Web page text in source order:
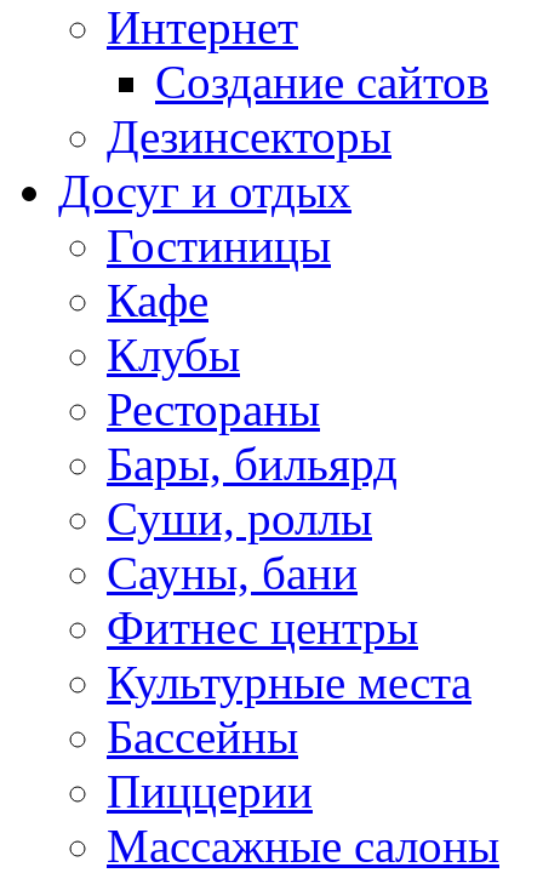
Интернет
Создание сайтов
Дезинсекторы
Досуг и отдых
Гостиницы
Кафе
Клубы
Рестораны
Бары, бильярд
Суши, роллы
Сауны, бани
Фитнес центры
Культурные места
Бассейны
Пиццерии
Массажные салоны